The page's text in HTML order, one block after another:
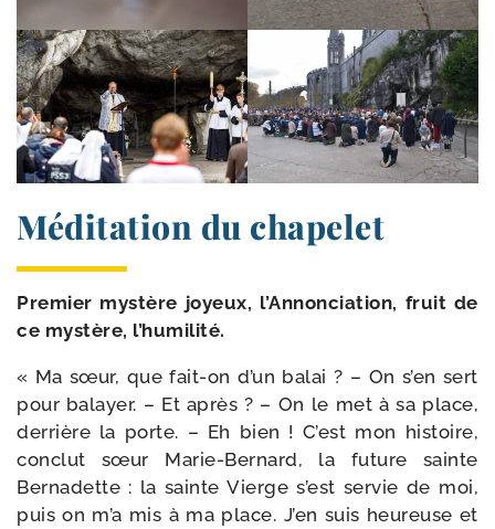
Méditation du chapelet
Premier mys­tère joyeux, l’Annonciation, fruit de
ce mys­tère, l’humilité.
« Ma sœur, que fait-​on d’un balai ? – On s’en sert
pour balayer. – Et après ? – On le met à sa place,
der­rière la porte. – Eh bien ! C’est mon his­toire,
conclut sœur Marie-​Bernard, la future sainte
Bernadette : la sainte Vierge s’est ser­vie de moi,
puis on m’a mis à ma place. J’en suis heu­reuse et